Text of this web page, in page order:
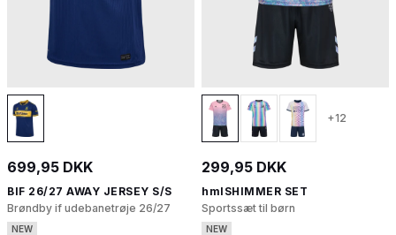
699,95 DKK
BIF 26/27 AWAY JERSEY S/S
Brøndby if udebanetrøje 26/27
NEW
+12
299,95 DKK
hmlSHIMMER SET
Sportssæt til børn
NEW